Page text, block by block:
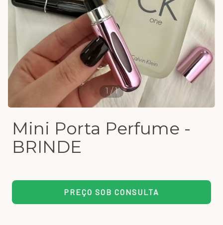
1 /1
Mini Porta Perfume -
BRINDE